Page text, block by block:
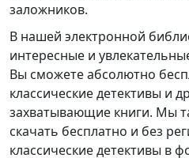
заложников.
В нашей электронной
интересные и
Вы сможете абсолютно
классические детективы и
захватывающие книги. Мы
скачать бесплатно и без
классические детективы в